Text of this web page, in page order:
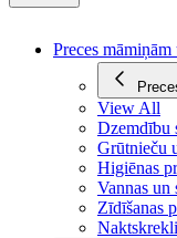
Preces
View All
Dzemdību
Grūtnieču
Higiēnas
Vannas un
Zīdīšanas